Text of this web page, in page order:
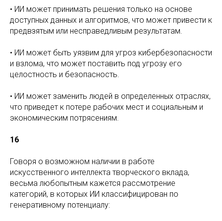
• ИИ может принимать решения только на основе
доступных данных и алгоритмов, что может привести к
предвзятым или несправедливым результатам.
• ИИ может быть уязвим для угроз кибербезопасности
и взлома, что может поставить под угрозу его
целостность и безопасность.
• ИИ может заменить людей в определенных отраслях,
что приведет к потере рабочих мест и социальным и
экономическим потрясениям.
16
Говоря о возможном наличии в работе
искусственного интеллекта творческого вклада,
весьма любопытным кажется рассмотрение
категорий, в которых ИИ классифицирован по
генеративному потенциалу: